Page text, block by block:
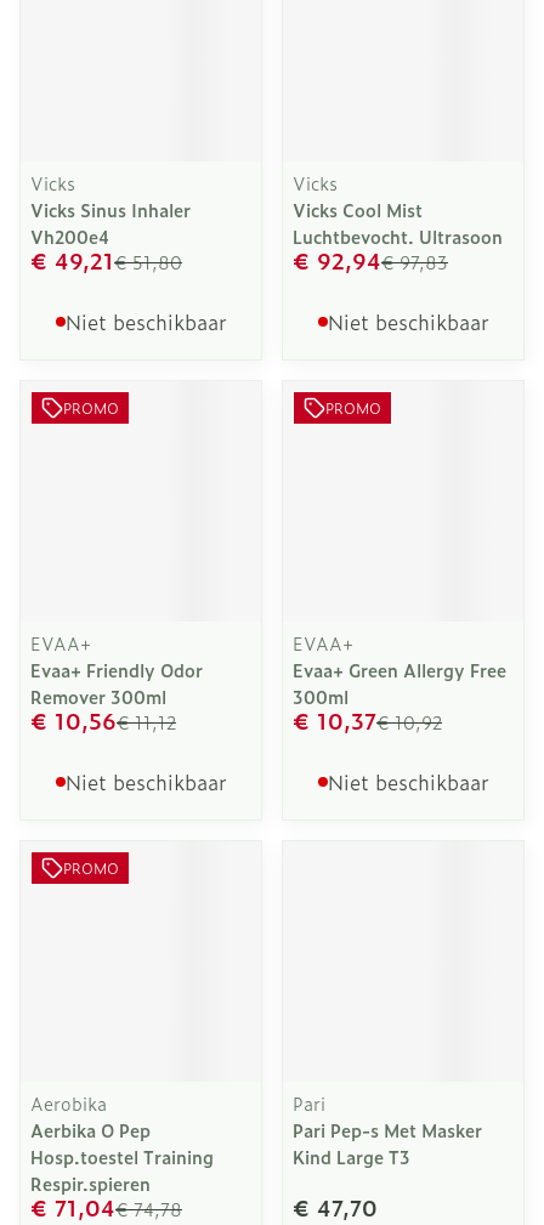
Vicks
Vicks Sinus Inhaler
Vh200e4
€ 51,80
€ 49,21
Niet beschikbaar
Vicks
Vicks Cool Mist
Luchtbevocht. Ultrasoon
€ 97,83
€ 92,94
Niet beschikbaar
PROMO
EVAA+
Evaa+ Friendly Odor
Remover 300ml
€ 11,12
€ 10,56
Niet beschikbaar
PROMO
EVAA+
Evaa+ Green Allergy Free
300ml
€ 10,92
€ 10,37
Niet beschikbaar
PROMO
Aerobika
Aerbika O Pep
Hosp.toestel Training
Respir.spieren
€ 74,78
€ 71,04
Pari
Pari Pep-s Met Masker
Kind Large T3
€ 47,70